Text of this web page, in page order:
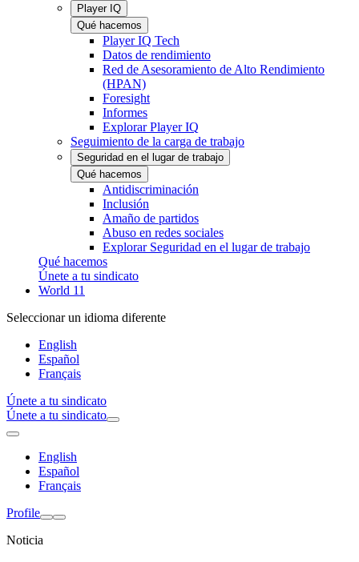
Player IQ
Qué hacemos
Player IQ Tech
Datos de rendimiento
Red de Asesoramiento de Alto Rendimiento
(HPAN)
Foresight
Informes
Explorar Player IQ
Seguimiento de la carga de trabajo
Seguridad en el lugar de trabajo
Qué hacemos
Antidiscriminación
Inclusión
Amaño de partidos
Abuso en redes sociales
Explorar Seguridad en el lugar de trabajo
Qué hacemos
Únete a tu sindicato
World 11
Seleccionar un idioma diferente
English
Español
Français
Únete a tu sindicato
Únete a tu sindicato
English
Español
Français
Profile
Noticia